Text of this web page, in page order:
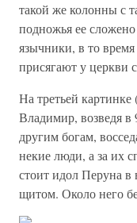
такой же колонны с
подножья ее
язычники, в то
присягают у церкви
На третьей
Владимир, возведя
другим богам,
некие люди, а за их
стоит идол Перуна в
щитом. Около него